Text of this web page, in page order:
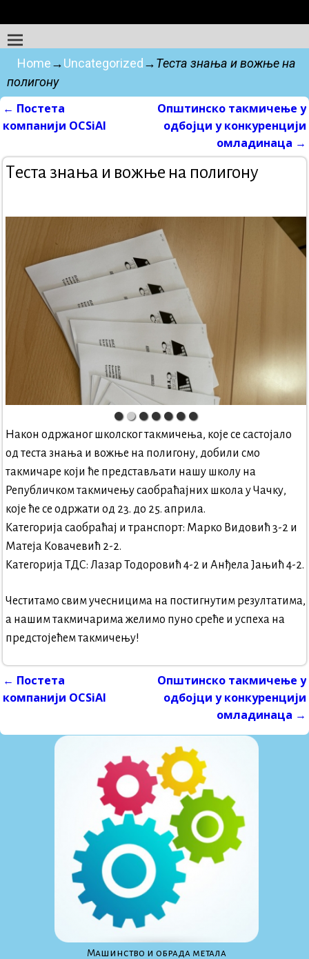
Home→Uncategorized →Tеста знања и вожње на
полигону
Post navigation
← Постета
компанији OCSiAl
Oпштинско такмичење у
одбојци у конкуренцији
омладинаца →
Tеста знања и вожње на полигону
Након одржаног школског такмичења, које се састојало
од теста знања и вожње на полигону, добили смо
такмичаре који ће представљати нашу школу на
Републичком такмичењу саобраћајних школа у Чачку,
које ће се одржати од 23. до 25. априла.
Категорија саобраћај и транспорт: Марко Видовић 3-2 и
Матеја Ковачевић 2-2.
Категорија ТДС: Лазар Тодоровић 4-2 и Анђела Јањић 4-2.
Честитамо свим учесницима на постигнутим резултатима,
а нашим такмичарима желимо пуно среће и успеха на
предстојећем такмичењу!
Post navigation
← Постета
компанији OCSiAl
Oпштинско такмичење у
одбојци у конкуренцији
омладинаца →
Maшинство и обрада метала